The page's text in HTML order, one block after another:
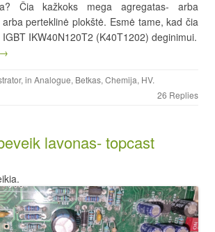
Čia kažkoks mega agregatas- arba
perteklinė plokštė. Esmė tame, kad čia
IKW40N120T2 (K40T1202) deginimui.
, in Analogue, Betkas, Chemija, HV.
26 Replies
lavonas- topcast